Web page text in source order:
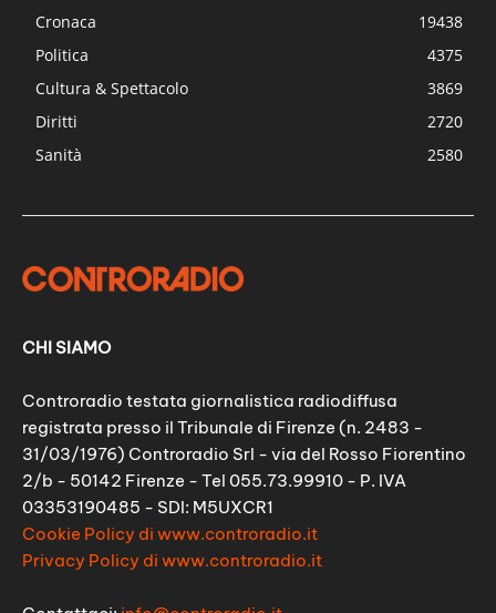
Cronaca
19438
Politica
4375
Cultura & Spettacolo
3869
Diritti
2720
Sanità
2580
CHI SIAMO
Controradio testata giornalistica radiodiffusa
registrata presso il Tribunale di Firenze (n. 2483 -
31/03/1976) Controradio Srl - via del Rosso Fiorentino
2/b - 50142 Firenze - Tel 055.73.99910 - P. IVA
03353190485 - SDI: M5UXCR1
Cookie Policy di www.controradio.it
Privacy Policy di www.controradio.it